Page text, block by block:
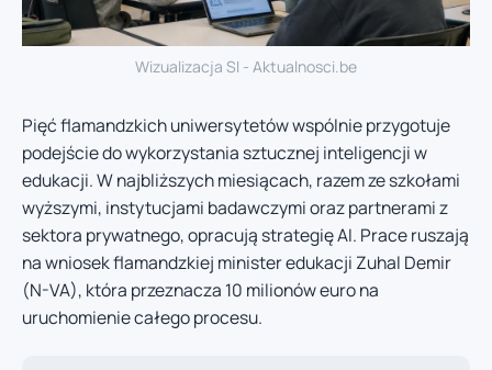
Wizualizacja SI - Aktualnosci.be
Pięć flamandzkich uniwersytetów wspólnie przygotuje
podejście do wykorzystania sztucznej inteligencji w
edukacji. W najbliższych miesiącach, razem ze szkołami
wyższymi, instytucjami badawczymi oraz partnerami z
sektora prywatnego, opracują strategię AI. Prace ruszają
na wniosek flamandzkiej minister edukacji Zuhal Demir
(N-VA), która przeznacza 10 milionów euro na
uruchomienie całego procesu.